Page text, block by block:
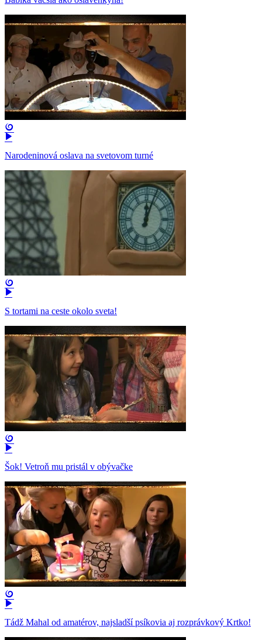
Narodeninová oslava na svetovom turné
S tortami na ceste okolo sveta!
Šok! Vetroň mu pristál v obývačke
Tádž Mahal od amatérov, najsladší psíkovia aj rozprávkový Krtko!